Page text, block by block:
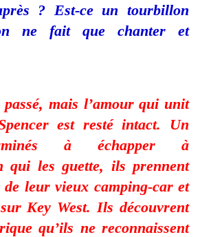
? Est-ce un tourbillon
ne fait que chanter et
passé, mais l’amour qui unit
est resté intact. Un
à échapper à
qui les guette, ils prennent
leur vieux camping-car et
Key West. Ils découvrent
qu’ils ne reconnaissent